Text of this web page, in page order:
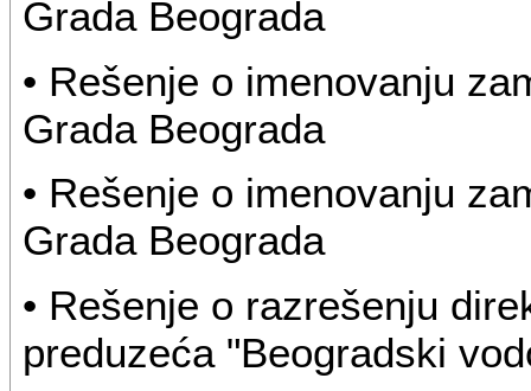
Grada Beograda
• Rešenje o imenovanju
Grada Beograda
• Rešenje o imenovanju
Grada Beograda
• Rešenje o razrešenju
preduzeća "Beogradski